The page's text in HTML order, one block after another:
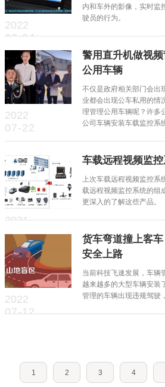
内和车外的影像，实时监
驶员的行为。
2022
08-04
警用直升机做视
公用车辆
不仅是政府相关部门会出
业都会出现公车私用的情
理管理公用车辆呢？许多
公司车辆安装车载监控系
2022
07-22
车载远程视频监
上次车载远程视频监控
载远程视频监控系统的组
更深入的了解这些产品。
2021
10-15
货车弯道撞上客
安全上路
当前科技飞速发展，车辆
越来越多的大型车辆安装
管理的车辆出现违规驾驶
2022
07-12
1 2 3 4